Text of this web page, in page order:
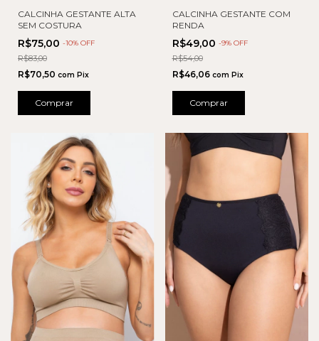
CALCINHA GESTANTE ALTA
SEM COSTURA
R$75,00 -10% OFF
R$83,00
R$70,50 com Pix
Comprar
CALCINHA GESTANTE COM
RENDA
R$49,00 -9% OFF
R$54,00
R$46,06 com Pix
Comprar